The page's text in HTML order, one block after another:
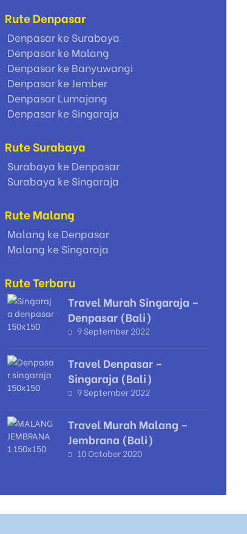
Rute Denpasar
Denpasar ke Surabaya
Denpasar ke Malang
Denpasar ke Banyuwangi
Denpasar ke Jember
Denpasar Lumajang
Denpasar ke Singaraja
Rute Surabaya
Surabaya ke Denpasar
Surabaya ke Singaraja
Rute Malang
Malang ke Denpasar
Malang ke Singaraja
Rute Terbaru
Travel Murah Singaraja –
Denpasar (Bali)
9 September 2022
Travel Denpasar –
Singaraja (Bali)
9 September 2022
Travel Murah Malang –
Jembrana (Bali)
10 October 2020